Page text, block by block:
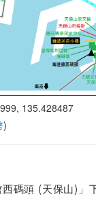
135.428487
)
西碼頭 (天保山)」